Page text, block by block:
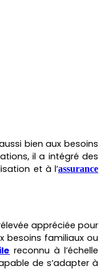
bien aux besoins
il a intégré des
et à l’assurance
appréciée pour
besoins familiaux ou
reconnu à l’échelle
de s’adapter à